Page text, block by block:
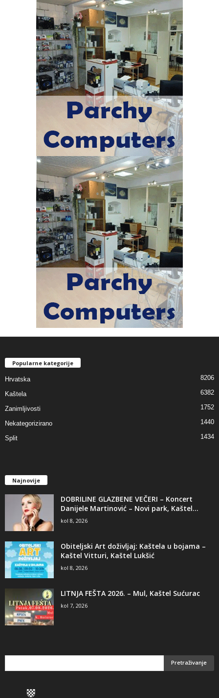
Popularne kategorije
Hrvatska 8206
Kaštela 6382
Zanimljivosti 1752
Nekategorizirano 1440
Split 1434
Najnovije
DOBRILINE GLAZBENE VEČERI – Koncert
Danijele Martinović – Novi park, Kaštel...
kol 8, 2026
Obiteljski Art doživljaj: Kaštela u bojama –
Kaštel Vitturi, Kaštel Lukšić
kol 8, 2026
LITNJA FEŠTA 2026. – Mul, Kaštel Sućurac
kol 7, 2026